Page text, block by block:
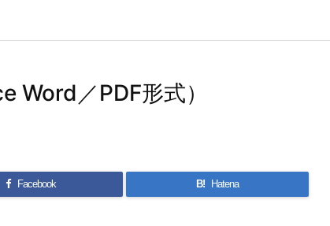
Word／PDF形式）
Facebook B! Hatena